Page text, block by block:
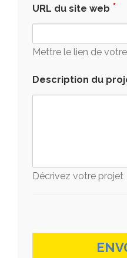
URL du site web *
Mettre le lien de
Description du
Décrivez votre projet